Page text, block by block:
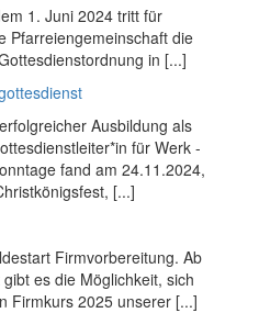
1. Juni 2024 tritt für
Pfarreiengemeinschaft die
in [...]
Ausbildung als
für Werk -
fand am 24.11.2024,
[...]
Firmvorbereitung. Ab
es die Möglichkeit, sich
Firmkurs 2025 unserer [...]